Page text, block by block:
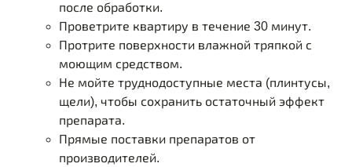
после обработки.
Проветрите квартиру в течение 30 минут.
Протрите поверхности влажной тряпкой с
моющим средством.
Не мойте труднодоступные места (плинтусы,
щели), чтобы сохранить остаточный эффект
препарата.
Прямые поставки препаратов от
производителей.